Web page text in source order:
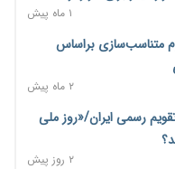
۱ روز پیش
معیشت هر روز عمیق‌تر
۱ روز پیش
مشمول پرداخت
۱ روز پیش
۱ ماه پیش
متناسب‌سازی براساس
۲ ماه پیش
تقویم رسمی ایران/«روز ملی
۲ روز پیش